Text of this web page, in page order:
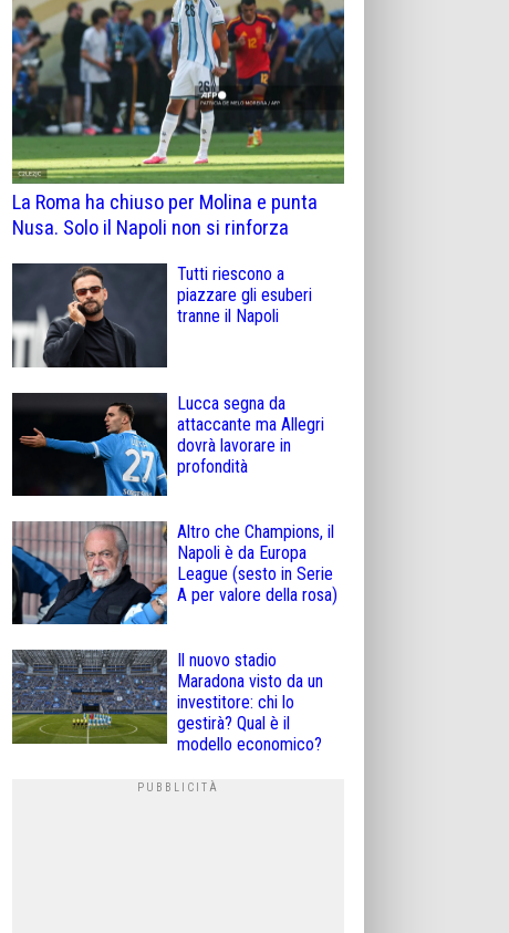
La Roma ha chiuso per Molina e punta
Nusa. Solo il Napoli non si rinforza
Tutti riescono a
piazzare gli esuberi
tranne il Napoli
Lucca segna da
attaccante ma Allegri
dovrà lavorare in
profondità
Altro che Champions, il
Napoli è da Europa
League (sesto in Serie
A per valore della rosa)
Il nuovo stadio
Maradona visto da un
investitore: chi lo
gestirà? Qual è il
modello economico?